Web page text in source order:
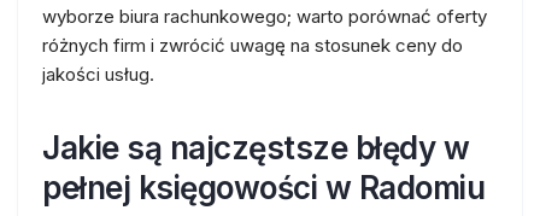
wyborze biura rachunkowego; warto porównać oferty
różnych firm i zwrócić uwagę na stosunek ceny do
jakości usług.
Jakie są najczęstsze błędy w
pełnej księgowości w Radomiu